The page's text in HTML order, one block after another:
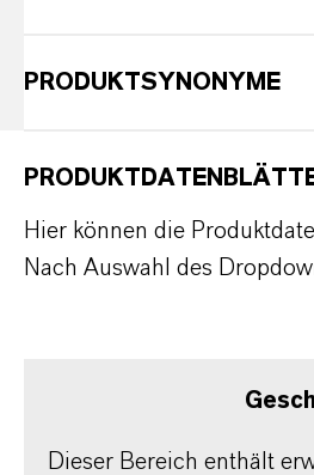
PRODUKTSYNONYME
Hier können die
Nach Auswahl des
Dieser Bereich enthält